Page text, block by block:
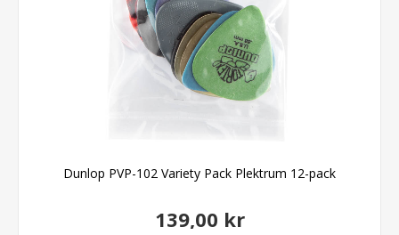
Dunlop PVP-102 Variety Pack Plektrum 12-pack
139,00 kr